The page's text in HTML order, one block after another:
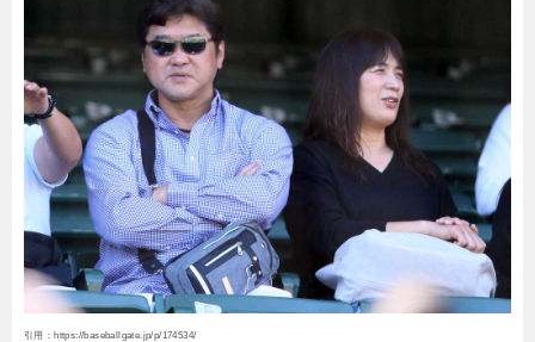
引用：https://baseballgate.jp/p/174534/